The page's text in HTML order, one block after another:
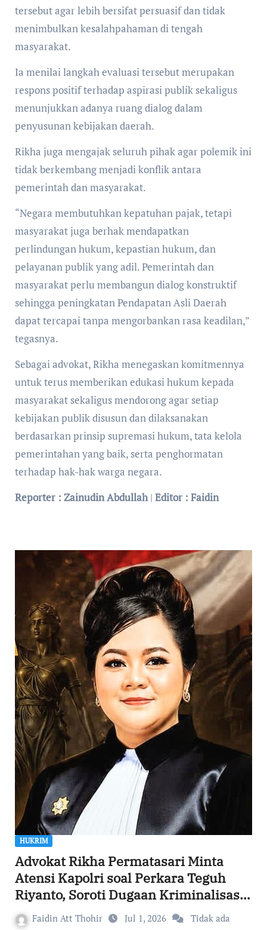
tersebut agar lebih bersifat persuasif dan tidak
menimbulkan kesalahpahaman di tengah
masyarakat.
Ia menilai langkah evaluasi tersebut merupakan
respons positif terhadap aspirasi publik sekaligus
menunjukkan adanya ruang dialog dalam
penyusunan kebijakan daerah.
Rikha juga mengajak seluruh pihak agar polemik ini
tidak berkembang menjadi konflik antara
pemerintah dan masyarakat.
“Negara membutuhkan kepatuhan pajak, tetapi
masyarakat juga berhak mendapatkan
perlindungan hukum, kepastian hukum, dan
pelayanan publik yang adil. Pemerintah dan
masyarakat perlu membangun dialog konstruktif
sehingga peningkatan Pendapatan Asli Daerah
dapat tercapai tanpa mengorbankan rasa keadilan,”
tegasnya.
Sebagai advokat, Rikha menegaskan komitmennya
untuk terus memberikan edukasi hukum kepada
masyarakat sekaligus mendorong agar setiap
kebijakan publik disusun dan dilaksanakan
berdasarkan prinsip supremasi hukum, tata kelola
pemerintahan yang baik, serta penghormatan
terhadap hak-hak warga negara.
Reporter : Zainudin Abdullah| Editor : Faidin
HUKRIM
Advokat Rikha Permatasari Minta
Atensi Kapolri soal Perkara Teguh
Riyanto, Soroti Dugaan Kriminalisasi
di Sragen
Faidin Att Thohir Jul 1, 2026 Tidak ada